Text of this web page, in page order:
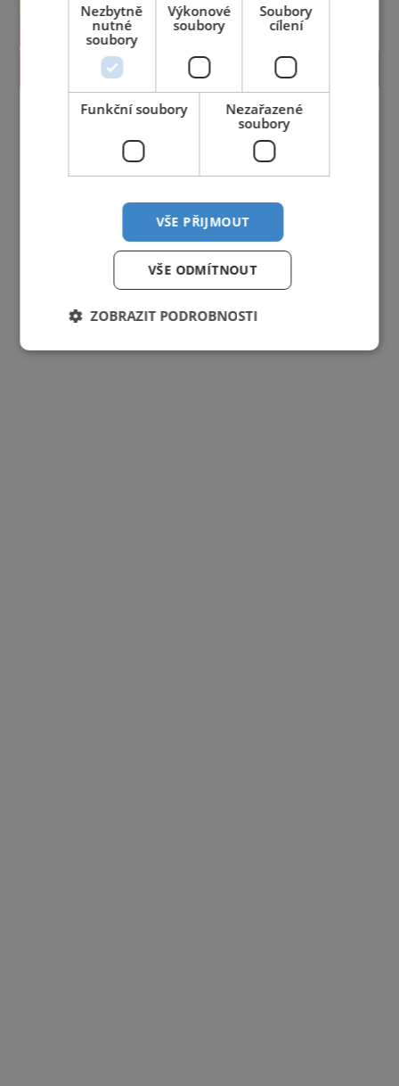
PROLISTOVAT
Nezbytně
nutné
soubory
Výkonové
soubory
Soubory
cílení
Funkční soubory
Nezařazené
soubory
VŠE PŘIJMOUT
VŠE ODMÍTNOUT
ZOBRAZIT PODROBNOSTI